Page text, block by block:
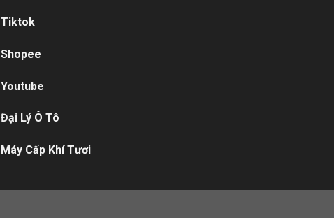
Tiktok
Shopee
Youtube
Đại Lý Ô Tô
Máy Cấp Khí Tươi